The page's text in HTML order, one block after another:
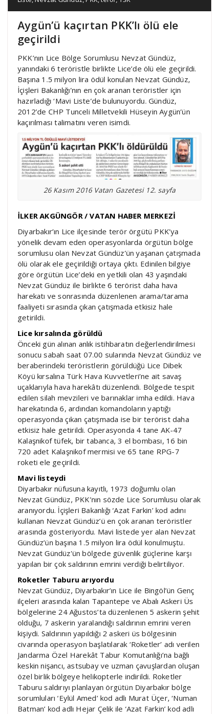
Aygün’ü kaçırtan PKK’lı ölü ele
geçirildi
PKK’nın Lice Bölge Sorumlusu Nevzat Gündüz,
yanındaki 6 teröristle birlikte Lice’de ölü ele geçirildi.
Başına 1.5 milyon lira ödül konulan Nevzat Gündüz,
İçişleri Bakanlığı’nın en çok aranan teröristler için
hazırladığı ‘Mavi Liste’de bulunuyordu. Gündüz,
2012’de CHP Tunceli Milletvekili Hüseyin Aygün’ün
kaçırılması talimatını veren isimdi.
26 Kasım 2016 Vatan Gazetesi 12. sayfa
İLKER AKGÜNGÖR / VATAN HABER MERKEZİ
Diyarbakır’ın Lice ilçesinde terör örgütü PKK’ya
yönelik devam eden operasyonlarda örgütün bölge
sorumlusu olan Nevzat Gündüz’ün yaşanan çatışmada
ölü olarak ele geçirildiği ortaya çıktı. Edinilen bilgiye
göre örgütün Lice’deki en yetkili olan 43 yaşındaki
Nevzat Gündüz ile birlikte 6 terörist daha hava
harekatı ve sonrasında düzenlenen arama/tarama
faaliyeti sırasında çıkan çatışmada etkisiz hale
getirildi.
Lice kırsalında görüldü
Önceki gün alınan anlık istihbaratın değerlendirilmesi
sonucu sabah saat 07.00 sularında Nevzat Gündüz ve
beraberindeki teröristlerin görüldüğü Lice Dibek
Köyü kırsalına Türk Hava Kuvvetleri’ne ait savaş
uçaklarıyla hava harekâtı düzenlendi. Bölgede tespit
edilen silah mevzileri ve barınaklar imha edildi. Hava
harekatında 6, ardından komandoların yaptığı
operasyonda çıkan çatışmada ise bir terörist daha
etkisiz hale getirildi. Operasyonda 4 tane AK-47
Kalaşnikof tüfek, bir tabanca, 3 el bombası, 16 bin
720 adet Kalaşnikof mermisi ve 65 tane RPG-7
roketi ele geçirildi.
Mavi listeydi
Diyarbakır nüfusuna kayıtlı, 1973 doğumlu olan
Nevzat Gündüz, PKK’nın sözde Lice Sorumlusu olarak
aranıyordu. İçişleri Bakanlığı ‘Azat Farkin’ kod adını
kullanan Nevzat Gündüz’ü en çok aranan teröristler
arasında gösteriyordu. Mavi listede yer alan Nevzat
Gündüz’ün başına 1.5 milyon lira ödül konulmuştu.
Nevzat Gündüz’ün bölgede güvenlik güçlerine karşı
yapılan bir çok saldırının emrini verdiği belirtiliyor.
Roketler Taburu arıyordu
Nevzat Gündüz, Diyarbakır’ın Lice ile Bingöl’ün Genç
ilçeleri arasında kalan Tapantepe ve Abalı Askeri Üs
bölgelerine 24 Ağustos’ta düzenlenen 5 askerin şehit
olduğu, 7 askerin yaralandığı saldırının emrini veren
kişiydi. Saldırının yapıldığı 2 askeri üs bölgesinin
civarında operasyon başlatılarak ‘Roketler’ adı verilen
Jandarma Özel Harekât Tabur Komutanlığı’na bağlı
keskin nişancı, astsubay ve uzman çavuşlardan oluşan
özel birlik bölgeye helikopterle indirildi. Roketler
Taburu saldırıyı planlayan örgütün Diyarbakır bölge
sorumluları ‘Eylül Amed’ kod adlı Murat Üçer, ‘Numan
Batman’ kod adlı Hejar Çelik ile ‘Azat Farkin’ kod adlı